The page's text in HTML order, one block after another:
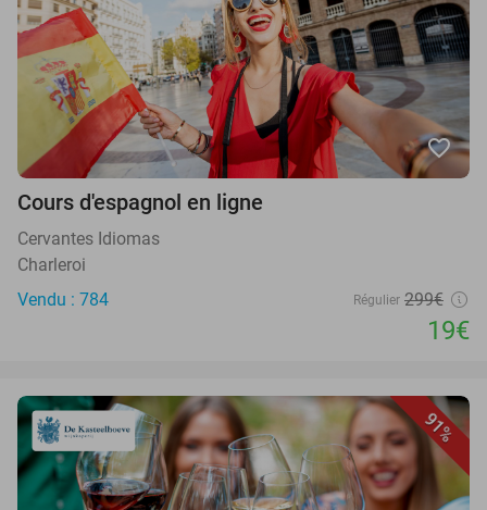
favorite_border
Cours d'espagnol en ligne
Cervantes Idiomas
Charleroi
Vendu : 784
Régulier 299€
19€
91%